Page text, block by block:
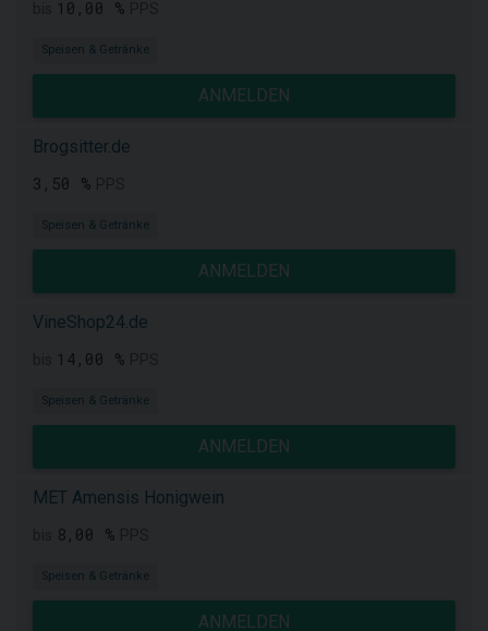
10,00 %
Speisen & Getränke
ANMELDEN
Brogsitter.de
3,50 %
Speisen & Getränke
ANMELDEN
VineShop24.de
14,00 %
Speisen & Getränke
ANMELDEN
MET Amensis Honigwein
8,00 %
Speisen & Getränke
ANMELDEN